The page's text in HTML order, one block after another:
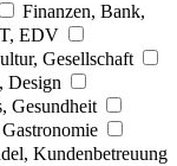
Finanzen, Bank,
EDV
Gesellschaft
Design
Gesundheit
Kundenbetreuung